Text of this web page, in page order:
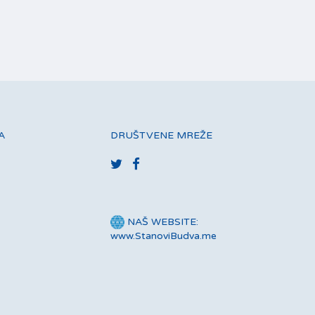
DRUŠTVENE MREŽE
NAŠ WEBSITE:
www.StanoviBudva.me